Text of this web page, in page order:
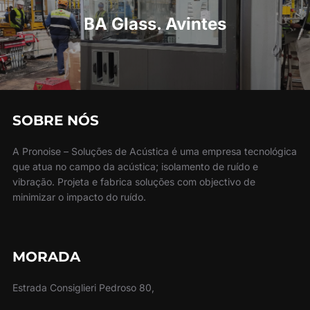
BA Glass. Avintes
SOBRE NÓS
A Pronoise – Soluções de Acústica é uma empresa tecnológica
que atua no campo da acústica; isolamento de ruído e
vibração. Projeta e fabrica soluções com objectivo de
minimizar o impacto do ruído.
MORADA
Estrada Consiglieri Pedroso 80,